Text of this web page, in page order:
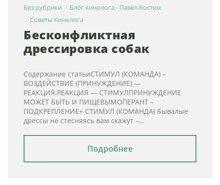
Без рубрики
Блог кинолога - Павел Костюк
Советы Кинолога
Бесконфликтная
дрессировка собак
Содержание статьиСТИМУЛ (КОМАНДА) –
ВОЗДЕЙСТВИЕ (ПРИНУЖДЕНИЕ) —
РЕАКЦИЯ.РЕАКЦИЯ — СТИМУЛПРИНУЖДЕНИЕ
МОЖЕТ БЫТЬ И ПИЩЕВЫМОПЕРАНТ –
ПОДКРЕПЛЕНИЕ+ СТИМУЛ (КОМАНДА) Бывалые
дрессы не стесняясь вам скажут –…
Подробнее